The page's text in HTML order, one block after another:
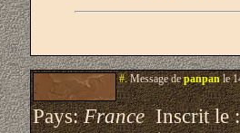
#.Message depanpanle
Pays:FranceInscrit le